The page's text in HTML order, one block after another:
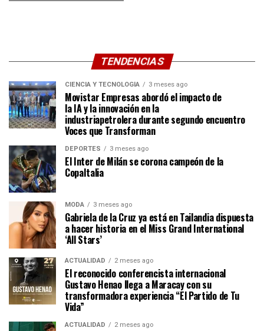
TENDENCIAS
CIENCIA Y TECNOLOGÍA 3 meses ago
Movistar Empresas abordó el impacto de
la IA y la innovación en la
industriapetrolera durante segundo encuentro
Voces que Transforman
DEPORTES 3 meses ago
El Inter de Milán se corona campeón de la
CopaItalia
MODA 3 meses ago
Gabriela de la Cruz ya está en Tailandia dispuesta
a hacer historia en el Miss Grand International
‘All Stars’
ACTUALIDAD 2 meses ago
El reconocido conferencista internacional
Gustavo Henao llega a Maracay con su
transformadora experiencia “El Partido de Tu
Vida”
ACTUALIDAD 2 meses ago